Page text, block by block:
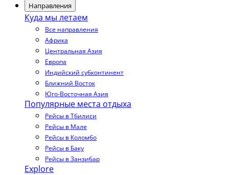
Направления
Куда мы летаем
Все направления
Африка
Центральная Азия
Европа
Индийский субконтинент
Ближний Восток
Юго-Восточная Азия
Популярные места отдыха
Рейсы в Тбилиси
Рейсы в Мале
Рейсы в Коломбо
Рейсы в Баку
Рейсы в Занзибар
Explore